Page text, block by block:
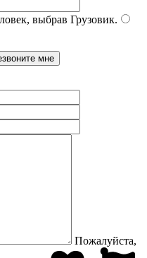
выбрав Грузовик.
Пожалуйста,